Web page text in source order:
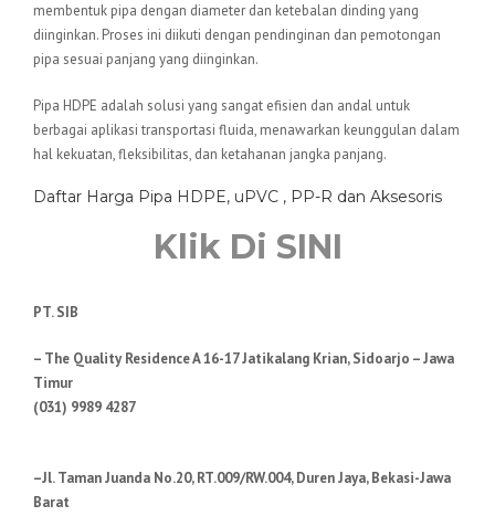
membentuk pipa dengan diameter dan ketebalan dinding yang
diinginkan. Proses ini diikuti dengan pendinginan dan pemotongan
pipa sesuai panjang yang diinginkan.
Pipa HDPE adalah solusi yang sangat efisien dan andal untuk
berbagai aplikasi transportasi fluida, menawarkan keunggulan dalam
hal kekuatan, fleksibilitas, dan ketahanan jangka panjang.
Daftar Harga Pipa HDPE, uPVC , PP-R dan Aksesoris
Klik Di SINI
PT. SIB
– The Quality Residence A 16-17 Jatikalang Krian, Sidoarjo – Jawa
Timur
(031) 9989 4287
–Jl. Taman Juanda No.20, RT.009/RW.004, Duren Jaya, Bekasi-Jawa
Barat